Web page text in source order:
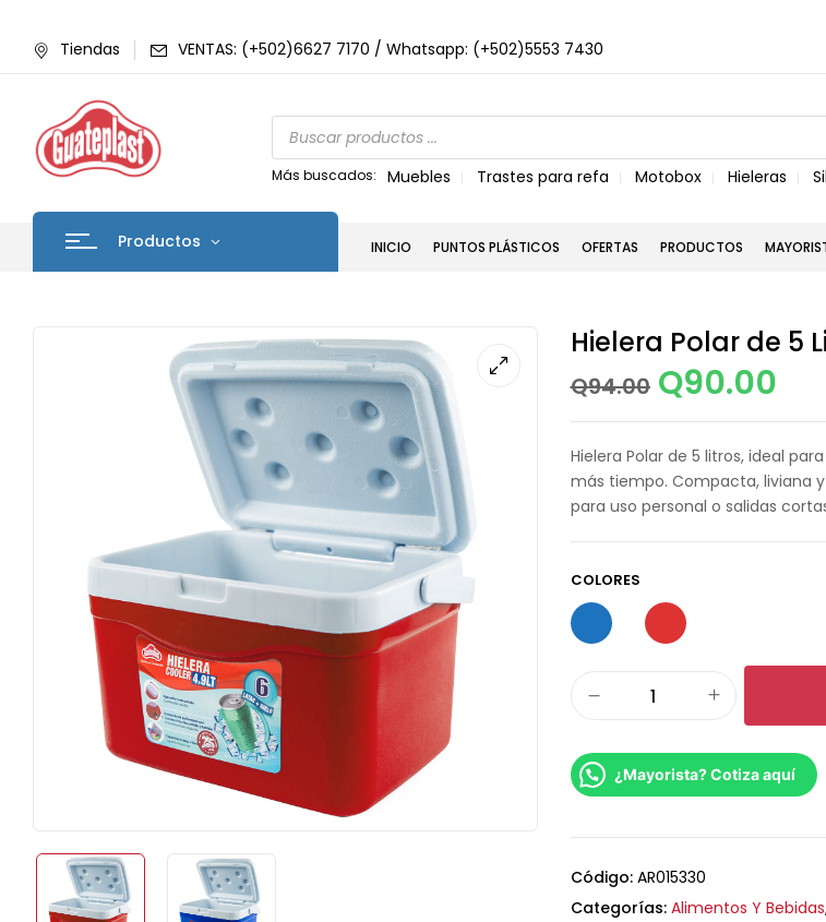
Tiendas VENTAS: (+502)6627 7170 / Whatsapp: (+502)5553 7430
Más buscados: Muebles Trastes para refa Motobox Hieleras
Productos INICIO PUNTOS PLÁSTICOS OFERTAS PRODUCTOS
Hielera Polar de 5
Q94.00 Q90.00
Hielera Polar de 5 litros, ideal
más tiempo. Compacta, liviana
para uso personal o salidas
COLORES
¿Mayorista? Cotiza aquí
Código: AR015330
Categorías: Alimentos Y Bebidas